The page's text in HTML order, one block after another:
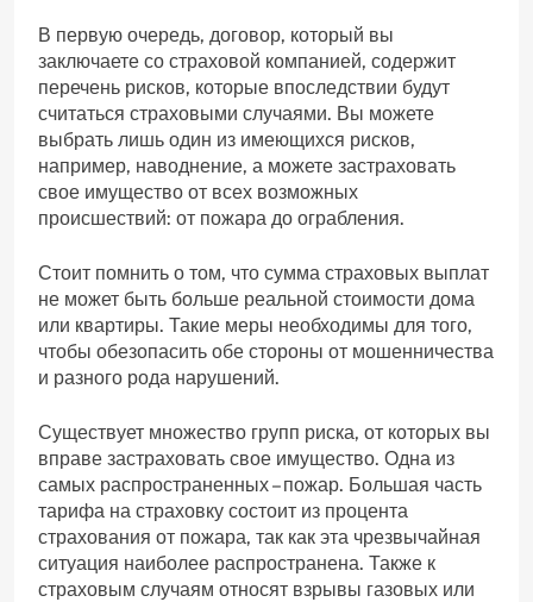
В первую очередь, договор, который вы
заключаете со страховой компанией, содержит
перечень рисков, которые впоследствии будут
считаться страховыми случаями. Вы можете
выбрать лишь один из имеющихся рисков,
например, наводнение, а можете застраховать
свое имущество от всех возможных
происшествий: от пожара до ограбления.
Стоит помнить о том, что сумма страховых выплат
не может быть больше реальной стоимости дома
или квартиры. Такие меры необходимы для того,
чтобы обезопасить обе стороны от мошенничества
и разного рода нарушений.
Существует множество групп риска, от которых вы
вправе застраховать свое имущество. Одна из
самых распространенных – пожар. Большая часть
тарифа на страховку состоит из процента
страхования от пожара, так как эта чрезвычайная
ситуация наиболее распространена. Также к
страховым случаям относят взрывы газовых или